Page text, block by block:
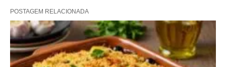
POSTAGEM RELACIONADA